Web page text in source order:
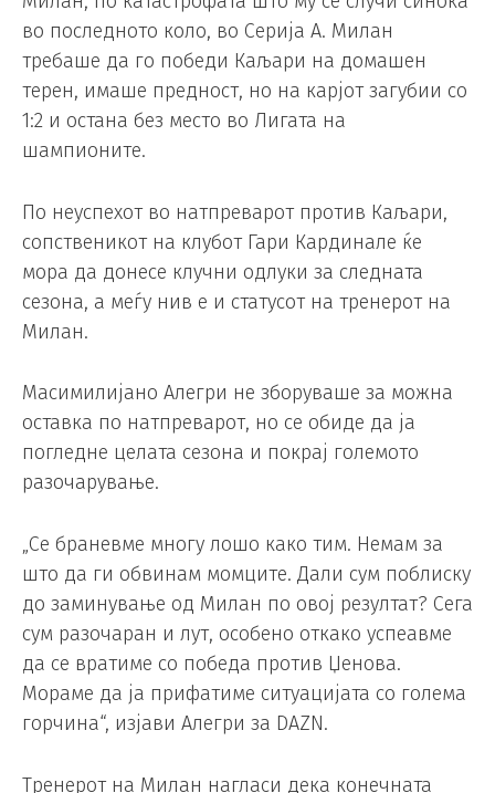
во последното коло, во Серија А. Милан
требаше да го победи Каљари на домашен
терен, имаше предност, но на карјот загубии со
1:2 и остана без место во Лигата на
шампионите.
По неуспехот во натпреварот против Каљари,
сопственикот на клубот Гари Кардинале ќе
мора да донесе клучни одлуки за следната
сезона, а меѓу нив е и статусот на тренерот на
Милан.
Масимилијано Алегри не зборуваше за можна
оставка по натпреварот, но се обиде да ја
погледне целата сезона и покрај големото
разочарување.
„Се браневме многу лошо како тим. Немам за
што да ги обвинам момците. Дали сум поблиску
до заминување од Милан по овој резултат? Сега
сум разочаран и лут, особено откако успеавме
да се вратиме со победа против Џенова.
Мораме да ја прифатиме ситуацијата со голема
горчина“, изјави Алегри за DAZN.
Тренерот на Милан нагласи дека конечната